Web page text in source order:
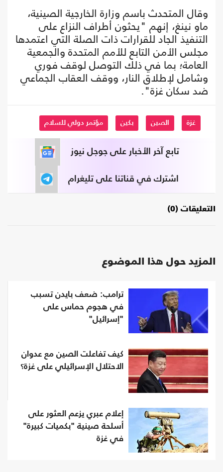
وقال المتحدث باسم وزارة الخارجية الصينية،
ماو نينغ، إنهم "يحثون أطراف النزاع على
التنفيذ الجاد للقرارات ذات الصلة التي اعتمدها
مجلس الأمن التابع للأمم المتحدة والجمعية
العامة؛ بما في ذلك التوصل لوقف فوري
وشامل لإطلاق النار، ووقف العقاب الجماعي
ضد سكان غزة".
غزة الصين بكين مؤتمر دولي للسلام
تابع آخر الأخبار على جوجل نيوز
اشترك في قناتنا على تليغرام
التعليقات (0)
المزيد حول هذا الموضوع
ترامب: ضعف بايدن تسبب
في هجوم حماس على
"إسرائيل"
كيف تفاعلت الصين مع عدوان
الاحتلال الإسرائيلي على غزة؟
إعلام عبري يزعم العثور على
أسلحة صينية "بكميات كبيرة"
في غزة